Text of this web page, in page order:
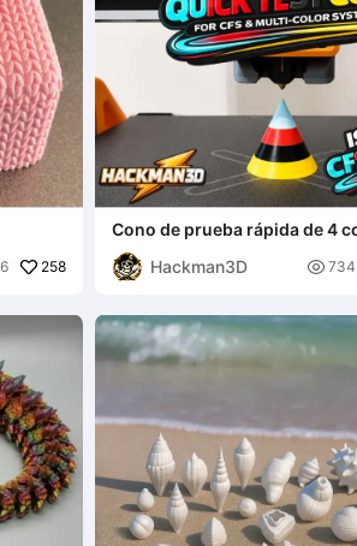
258
Cono de prueba rápida de 4
sistemas CFS y multicolor
Hackman3D
 734